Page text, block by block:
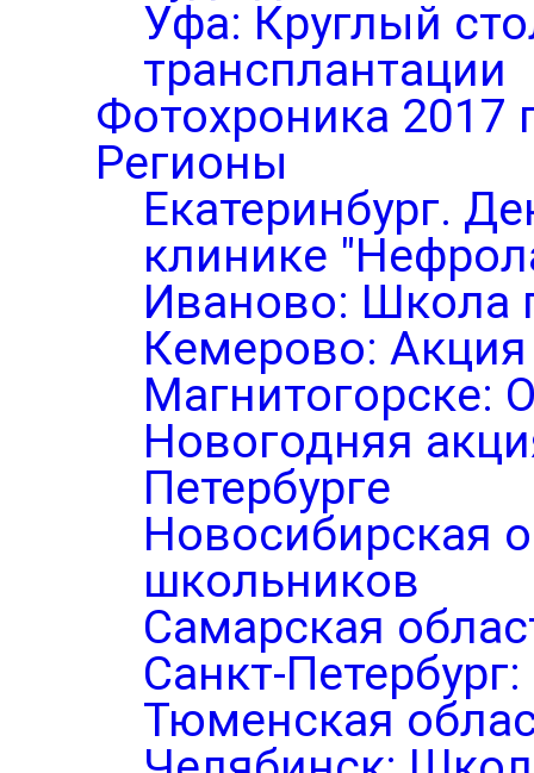
Уфа: Круглый
трансплантации
Фотохроника 2017
Регионы
Екатеринбург.
клинике
Иваново: Школа
Кемерово:
Магнитогорске:
Новогодняя
Петербурге
Новосибирская
школьников
Самарская
Санкт-
Тюменская